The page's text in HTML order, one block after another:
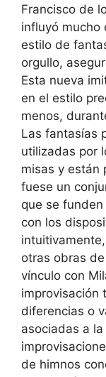
Francisco de
influyó mucho
estilo de
orgullo,
Esta nueva
en el estilo
menos,
Las fantasías
utilizadas por
misas y están
fuese un
que se
con los
otras obras
vínculo con
improvisación
diferencias o
asociadas a
de himnos